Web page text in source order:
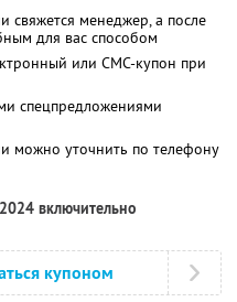
свяжется менеджер, а после
для вас способом
или СМС-купон при
спецпредложениями
можно уточнить по телефону
включительно
купоном